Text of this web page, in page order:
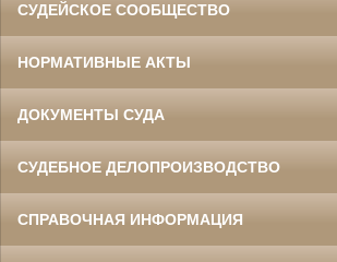
СУДЕЙСКОЕ СООБЩЕСТВО
НОРМАТИВНЫЕ АКТЫ
ДОКУМЕНТЫ СУДА
СУДЕБНОЕ ДЕЛОПРОИЗВОДСТВО
СПРАВОЧНАЯ ИНФОРМАЦИЯ